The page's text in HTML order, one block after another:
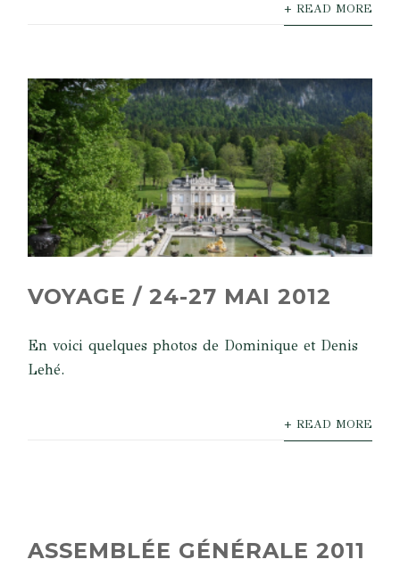
+ READ MORE
VOYAGE / 24-27 MAI 2012
En voici quelques photos de Dominique et Denis
Lehé.
+ READ MORE
ASSEMBLÉE GÉNÉRALE 2011